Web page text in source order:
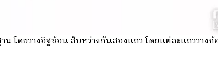
น โดยวางอิฐซ้อน สับหว่างกันสองแถว โดยแต่ละแถววาง